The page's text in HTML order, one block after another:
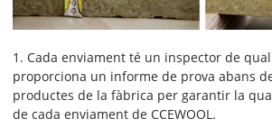
1. Cada enviament té un inspector de
proporciona un informe de prova abans
productes de la fàbrica per garantir la
de cada enviament de CCEWOOL.